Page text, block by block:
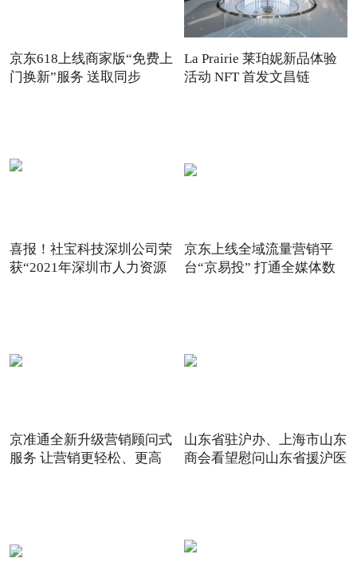
京东618上线商家版“免费上
门换新”服务 送取同步
La Prairie 莱珀妮新品体验
活动 NFT 首发文昌链
喜报！社宝科技深圳公司荣
获“2021年深圳市人力资源
京东上线全域流量营销平
台“京易投” 打通全媒体数
京准通全新升级营销顾问式
服务 让营销更轻松、更高
山东省驻沪办、上海市山东
商会看望慰问山东省援沪医